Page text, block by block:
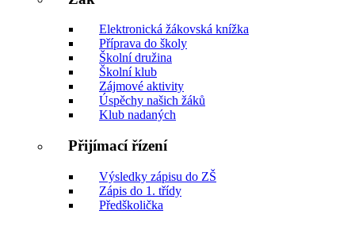
Elektronická žákovská knížka
Příprava do školy
Školní družina
Školní klub
Zájmové aktivity
Úspěchy našich žáků
Klub nadaných
Přijímací řízení
Výsledky zápisu do ZŠ
Zápis do 1. třídy
Předškolička